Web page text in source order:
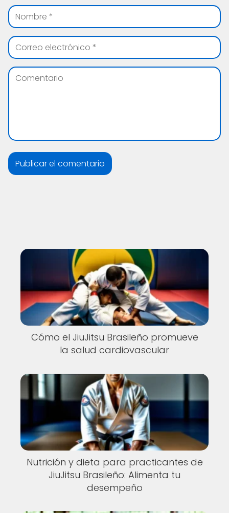
Cómo el JiuJitsu Brasileño promueve
la salud cardiovascular
Nutrición y dieta para practicantes de
JiuJitsu Brasileño: Alimenta tu
desempeño